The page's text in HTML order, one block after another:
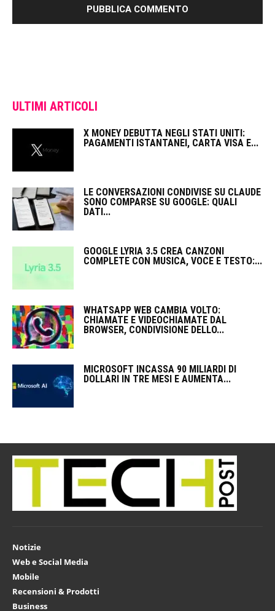
ULTIMI ARTICOLI
X MONEY DEBUTTA NEGLI STATI UNITI:
PAGAMENTI ISTANTANEI, CARTA VISA E...
LE CONVERSAZIONI CONDIVISE SU CLAUDE
SONO COMPARSE SU GOOGLE: QUALI
DATI...
GOOGLE LYRIA 3.5 CREA CANZONI
COMPLETE CON MUSICA, VOCE E TESTO:...
WHATSAPP WEB CAMBIA VOLTO:
CHIAMATE E VIDEOCHIAMATE DAL
BROWSER, CONDIVISIONE DELLO...
MICROSOFT INCASSA 90 MILIARDI DI
DOLLARI IN TRE MESI E AUMENTA...
Notizie
Web e Social Media
Mobile
Recensioni & Prodotti
Business